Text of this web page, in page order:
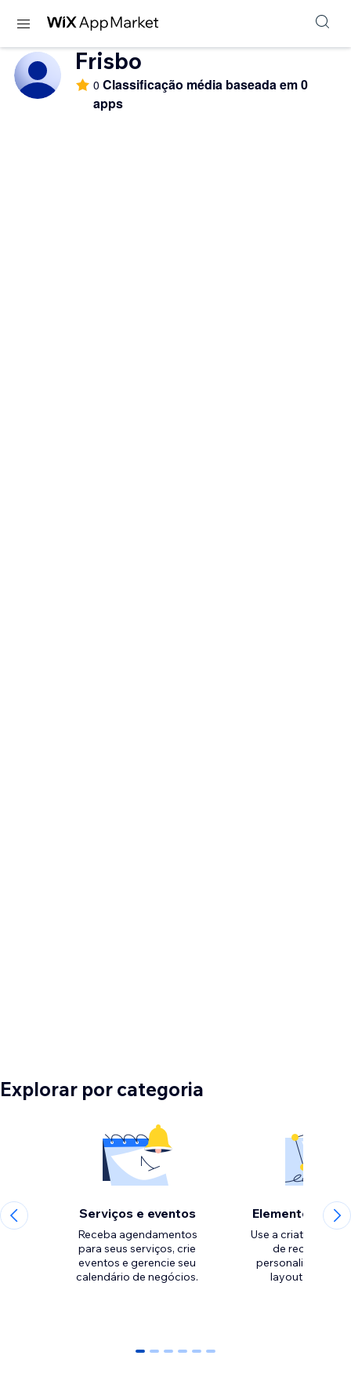
Frisbo
0 Classificação média baseada em 0
apps
Explorar por categoria
Serviços e eventos
Receba agendamentos
para seus serviços, crie
eventos e gerencie seu
calendário de negócios.
Elementos de
Use a criatividade
de recursos
personalizar o
0 1 2 3 4 5